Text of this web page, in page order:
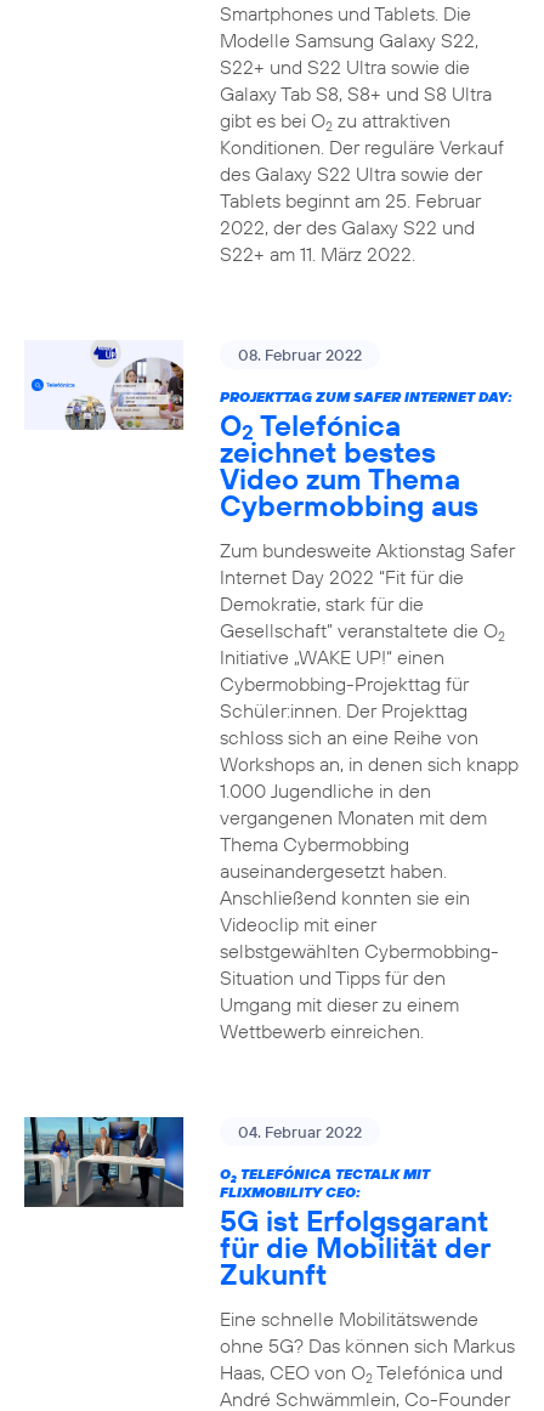
Smartphones und Tablets. Die
Modelle Samsung Galaxy S22,
S22+ und S22 Ultra sowie die
Galaxy Tab S8, S8+ und S8 Ultra
gibt es bei O2zu attraktiven
Konditionen. Der reguläre Verkauf
des Galaxy S22 Ultra sowie der
Tablets beginnt am 25. Februar
2022, der des Galaxy S22 und
S22+ am 11. März 2022.
08. Februar 2022
PROJEKTTAG ZUM SAFER INTERNET DAY:
O2 Telefónica
zeichnet bestes
Video zum Thema
Cybermobbing aus
Zum bundesweite Aktionstag Safer
Internet Day 2022 “Fit für die
Demokratie, stark für die
Gesellschaft” veranstaltete die O2
Initiative „WAKE UP!“ einen
Cybermobbing-Projekttag für
Schüler:innen. Der Projekttag
schloss sich an eine Reihe von
Workshops an, in denen sich knapp
1.000 Jugendliche in den
vergangenen Monaten mit dem
Thema Cybermobbing
auseinandergesetzt haben.
Anschließend konnten sie ein
Videoclip mit einer
selbstgewählten Cybermobbing-
Situation und Tipps für den
Umgang mit dieser zu einem
Wettbewerb einreichen.
04. Februar 2022
O2TELEFÓNICA TECTALK MIT
FLIXMOBILITY CEO:
5G ist Erfolgsgarant
für die Mobilität der
Zukunft
Eine schnelle Mobilitätswende
ohne 5G? Das können sich Markus
Haas, CEO von O2Telefónica und
André Schwämmlein, Co-Founder